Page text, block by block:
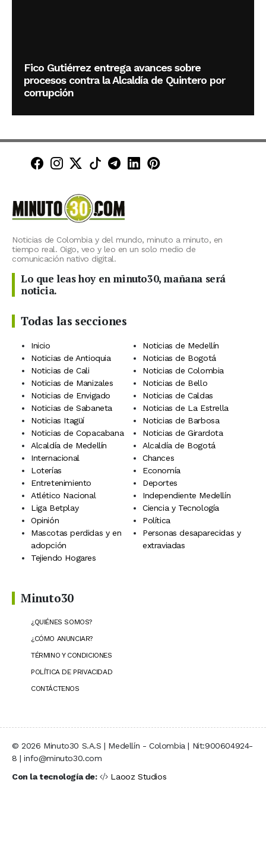
Fico Gutiérrez entrega avances sobre
procesos contra la Alcaldía de Quintero por
corrupción
Minuto30 en Facebook
Minuto30 en Instagram
Minuto30 en X (Twitter)
Minuto30 en TikTok
Canal de Minuto30 en
Minuto30 en LinkedIn
Minuto30 en
Noticias de Colombia y del mundo, minuto a minuto, en
tiempo real. Oigo, veo y leo en un solo medio de
comunicación nativo digital.
Lo que leas hoy en minuto30, mañana será
noticia.
Todas las secciones
Inicio
Noticias de Medellín
Noticias de Antioquia
Noticias de Bogotá
Noticias de Cali
Noticias de Colombia
Noticias de Manizales
Noticias de Bello
Noticias de Envigado
Noticias de Caldas
Noticias de Sabaneta
Noticias de La Estrella
Noticias Itagüí
Noticias de Barbosa
Noticias de Copacabana
Noticias de Girardota
Alcaldía de Medellín
Alcaldía de Bogotá
Internacional
Chances
Loterías
Economía
Entretenimiento
Deportes
Atlético Nacional
Independiente Medellín
Liga Betplay
Ciencia y Tecnología
Opinión
Política
Mascotas perdidas y en
adopción
Personas desaparecidas y
extraviadas
Tejiendo Hogares
Minuto30
¿QUIÉNES SOMOS?
¿CÓMO ANUNCIAR?
TÉRMINO Y CONDICIONES
POLÍTICA DE PRIVACIDAD
CONTÁCTENOS
© 2026 Minuto30 S.A.S | Medellín - Colombia | Nit:900604924-
8 | info@minuto30.com
Con la tecnología de:
Laooz Studios